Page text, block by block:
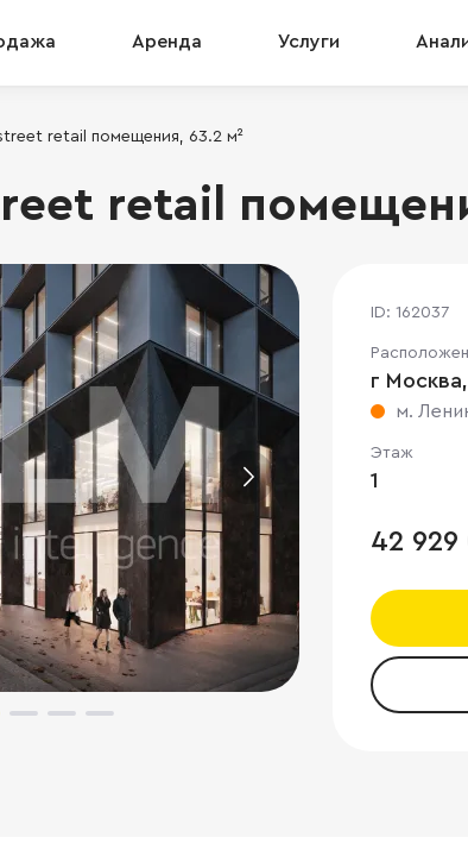
Аренда Услуги
retail помещения, 63.2 м²
retail
ID: 162037
г
м.
Этаж
1
42 929